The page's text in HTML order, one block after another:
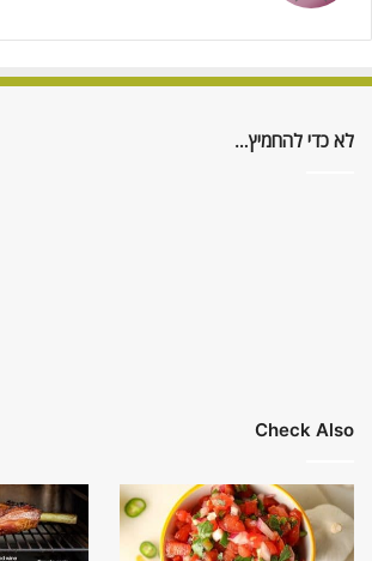
לא כדי להחמיץ…
Check Also